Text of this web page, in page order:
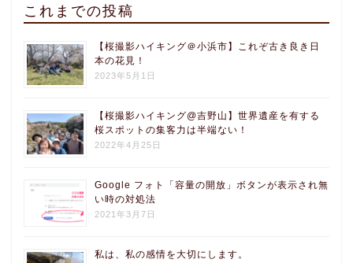
これまでの投稿
【桜撮影ハイキング＠小浜市】これぞ古き良き日
本の花見！
2023年5月1日
【桜撮影ハイキング@吉野山】世界遺産を有する
桜スポットの集客力は半端ない！
2022年4月25日
Google フォト「容量の開放」ボタンが表示され無
い時の対処法
2021年3月7日
私は、私の感情を大切にします。